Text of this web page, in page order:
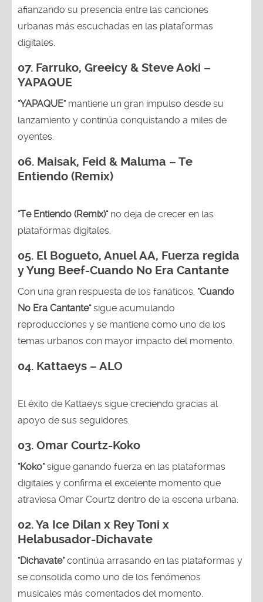
afianzando su presencia entre las canciones
urbanas más escuchadas en las plataformas
digitales.
07. Farruko, Greeicy & Steve Aoki –
YAPAQUE
"YAPAQUE"mantiene un gran impulso desde su
lanzamiento y continúa conquistando a miles de
oyentes.
06. Maisak, Feid & Maluma – Te
Entiendo (Remix)
"Te Entiendo (Remix)"no deja de crecer en las
plataformas digitales.
05. El Bogueto, Anuel AA, Fuerza regida
y Yung Beef-Cuando No Era Cantante
Con una gran respuesta de los fanáticos, "Cuando
No Era Cantante"sigue acumulando
reproducciones y se mantiene como uno de los
temas urbanos con mayor impacto del momento.
04. Kattaeys – ALO
El éxito de Kattaeys sigue creciendo gracias al
apoyo de sus seguidores.
03. Omar Courtz-Koko
"Koko"sigue ganando fuerza en las plataformas
digitales y confirma el excelente momento que
atraviesa Omar Courtz dentro de la escena urbana.
02.Ya Ice Dilan x Rey Toni x
Helabusador-Dichavate
"Dichavate"continúa arrasando en las plataformas y
se consolida como uno de los fenómenos
musicales más comentados del momento.